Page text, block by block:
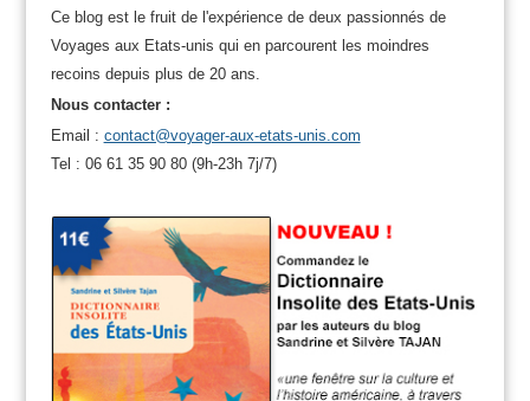
Ce blog est le fruit de l'expérience de deux passionnés de
Voyages aux Etats-unis qui en parcourent les moindres
recoins depuis plus de 20 ans.
Nous contacter :
Email : contact@voyager-aux-etats-unis.com
Tel : 06 61 35 90 80 (9h-23h 7j/7)